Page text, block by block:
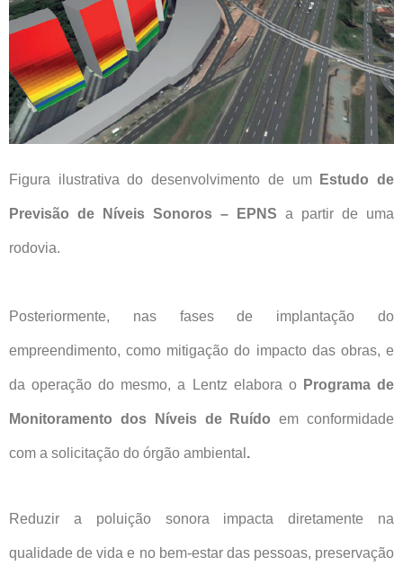
Figura ilustrativa do desenvolvimento de um Estudo de
Previsão de Níveis Sonoros – EPNS a partir de uma
rodovia.
Posteriormente, nas fases de implantação do
empreendimento, como mitigação do impacto das obras, e
da operação do mesmo, a Lentz elabora o Programa de
Monitoramento dos Níveis de Ruídoem conformidade
com a solicitação do órgão ambiental .
Reduzir a poluição sonora impacta diretamente na
qualidade de vida e no bem-estar das pessoas, preservação